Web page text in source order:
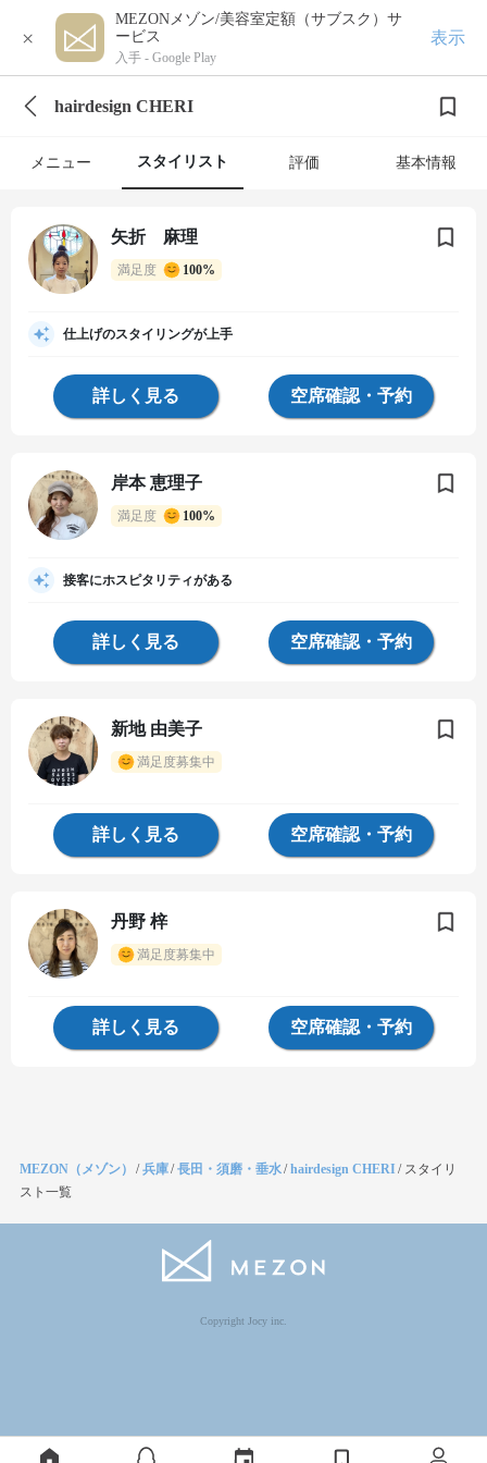
×
MEZONメゾン/美容室定額（サブスク）サ
ービス
入手 - Google Play
表示
hairdesign CHERI
メニュー スタイリスト 評価 基本情報
矢折 麻理
満足度 100%
仕上げのスタイリングが上手
詳しく見る 空席確認・予約
岸本 恵理子
満足度 100%
接客にホスピタリティがある
詳しく見る 空席確認・予約
新地 由美子
満足度募集中
詳しく見る 空席確認・予約
丹野 梓
満足度募集中
詳しく見る 空席確認・予約
MEZON（メゾン） /兵庫/長田・須磨・垂水/hairdesign CHERI / スタイリ
スト一覧
Copyright Jocy inc.